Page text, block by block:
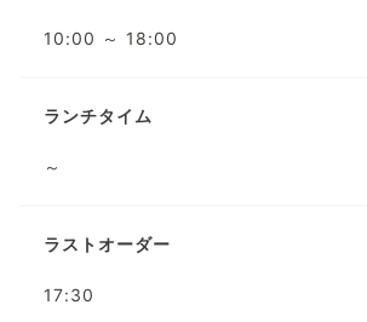
10:00 ～ 18:00
ランチタイム
～
ラストオーダー
17:30